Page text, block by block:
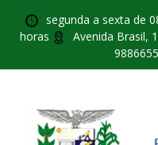
segunda a sexta de
horas
Avenida Brasil,